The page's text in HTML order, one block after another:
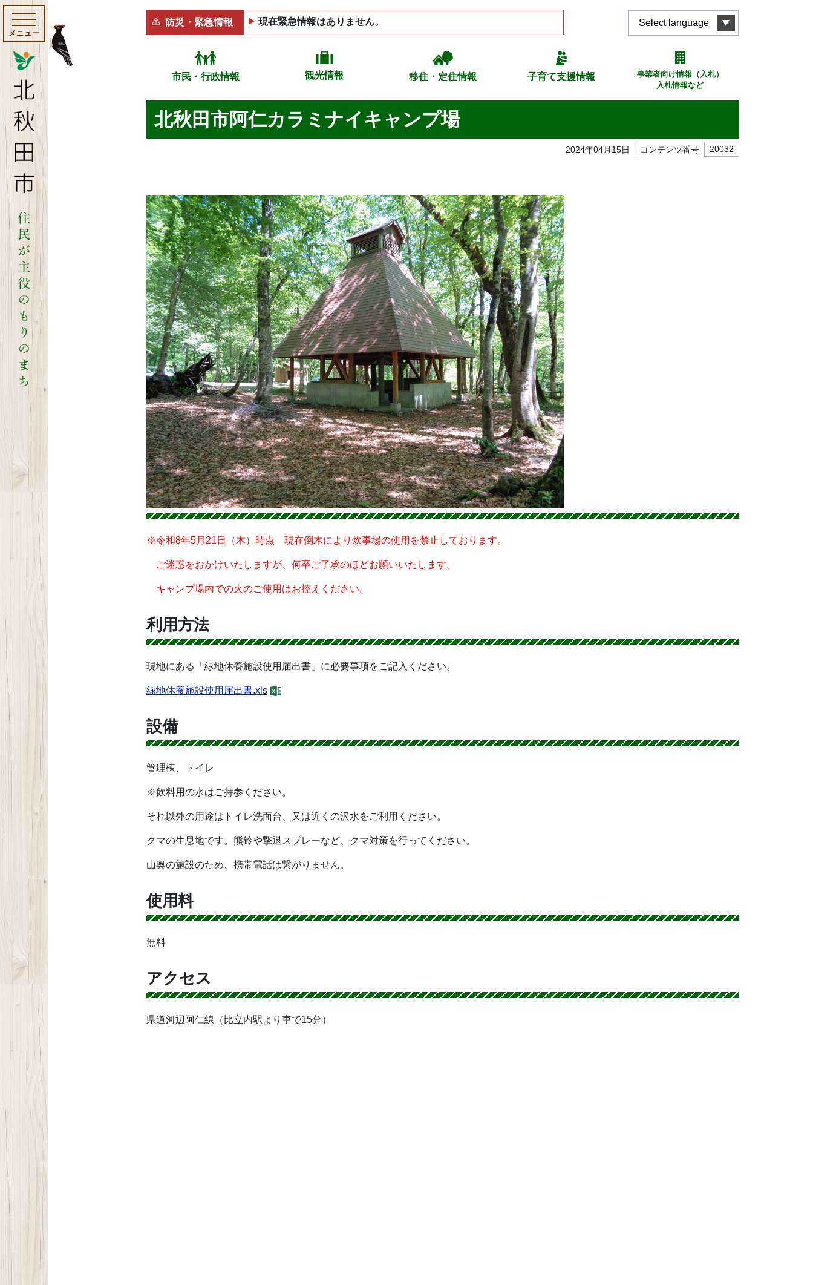
メニュー
防災・緊急情報 現在緊急情報はありません。 Select language
市民・行政情報 観光情報 移住・定住情報 子育て支援情報
事業者向け情報（入札）
入札情報など
北秋田市阿仁カラミナイキャンプ場
2024年04月15日 コンテンツ番号 20032
※令和8年5月21日（木）時点 現在倒木により炊事場の使用を禁止しております。
ご迷惑をおかけいたしますが、何卒ご了承のほどお願いいたします。
キャンプ場内での火のご使用はお控えください。
利用方法
現地にある「緑地休養施設使用届出書」に必要事項をご記入ください。
緑地休養施設使用届出書.xls
設備
管理棟、トイレ
※飲料用の水はご持参ください。
それ以外の用途はトイレ洗面台、又は近くの沢水をご利用ください。
クマの生息地です。熊鈴や撃退スプレーなど、クマ対策を行ってください。
山奥の施設のため、携帯電話は繋がりません。
使用料
無料
アクセス
県道河辺阿仁線（比立内駅より車で15分）